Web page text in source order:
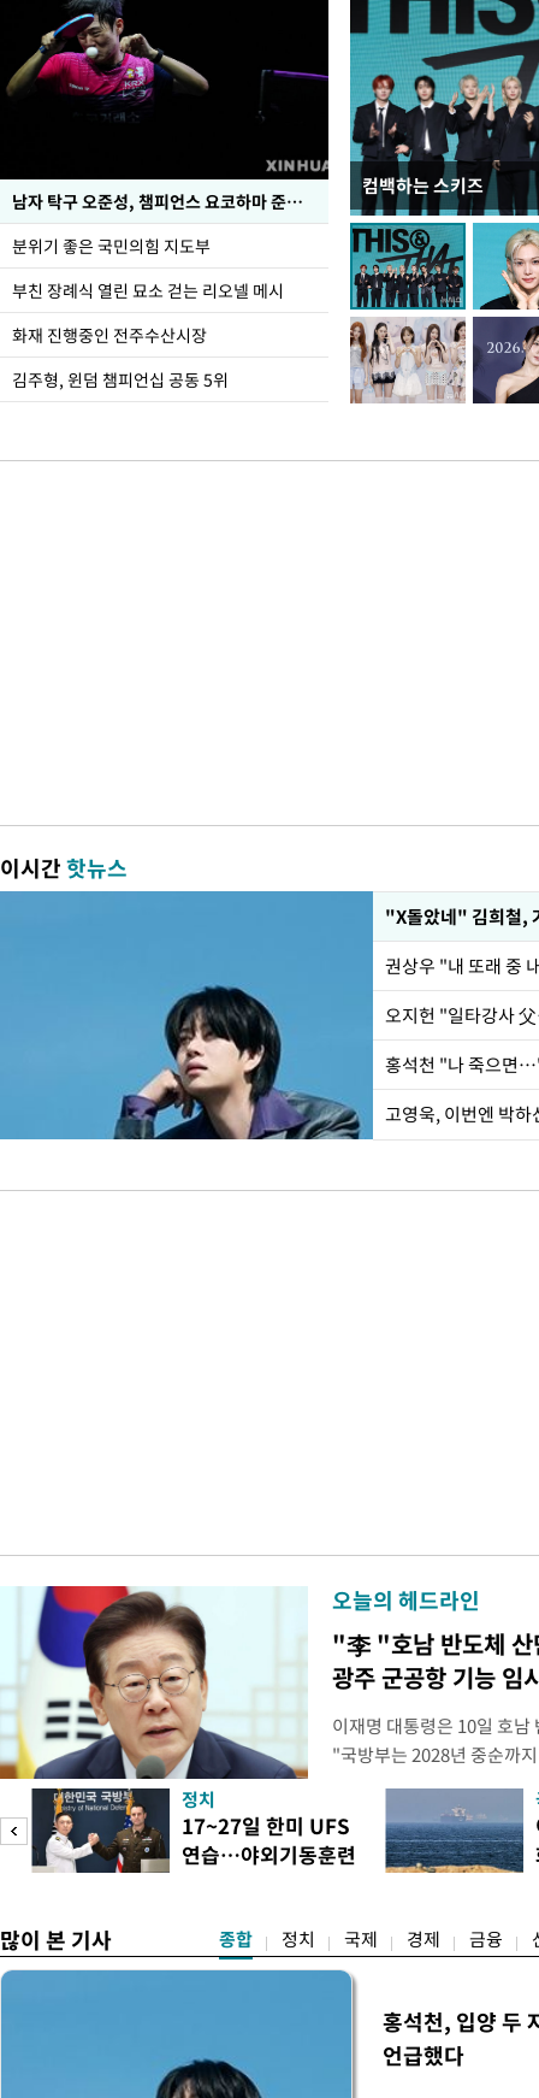
남자 탁구 오준성, 챔피언스 요코하마 준우승
분위기 좋은 국민의힘 지도부
부친 장례식 열린 묘소 걷는 리오넬 메시
화재 진행중인 전주수산시장
김주형, 윈덤 챔피언십 공동 5위
컴백하는 스키즈
한-미, UFS연합연습
이시간핫뉴스
"X돌았네" 김희철,
권상우 "내 또래 중
홍석천 "나 죽으면
오늘의 헤드라인
"李 "호남 반도체 산
광주 군공항 기능 임
이재명 대통령은 10일 호
"국방부는 2028년 중순까
으로 임시 배치해서 광주
조기에 활용될 수 있도록
대통령은 이날 오후 청와대
차 민관합동 점검회의'에서
정치
17~27일 한미 UFS
연습…야외기동훈련
많이 본 기사 종합 정치 국제 경제 금융
홍석천, 입양 두
언급했다